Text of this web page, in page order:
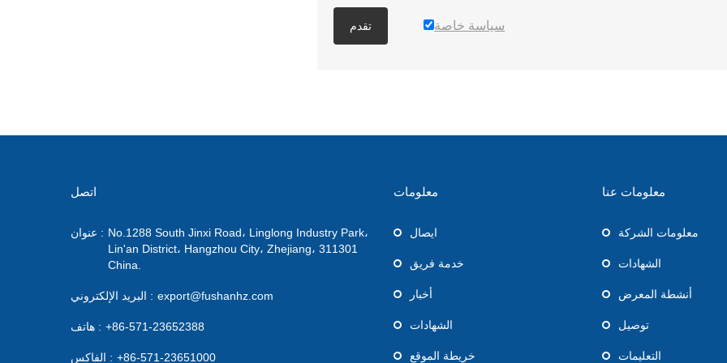
تقدم سياسة خاصة
اتصل
عنوان : No.1288 South Jinxi Road، Linglong Industry Park،
Lin'an District، Hangzhou City، Zhejiang، 311301
China.
البريد الإلكتروني : export@fushanhz.com
هاتف : +86-571-23652388
الفاكس : +86-571-23651000
معلومات
ايصال
خدمة فريق
أخبار
الشهادات
خريطة الموقع
معلومات عنا
معلومات الشركة
الشهادات
أنشطة المعرض
توصيل
التعليمات